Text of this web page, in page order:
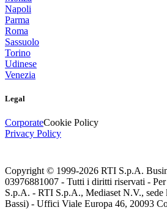
Napoli
Parma
Roma
Sassuolo
Torino
Udinese
Venezia
Legal
CorporateCookie Policy
Privacy Policy
Copyright © 1999-2026 RTI S.p.A.
03976881007 - Tutti i diritti riservati -
S.p.A. - RTI S.p.A., Mediaset N.V., sede
Bassi) - Uffici Viale Europa 46, 20093